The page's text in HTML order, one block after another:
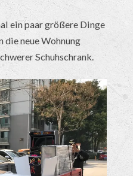
ein paar größere Dinge
die neue Wohnung
Schuhschrank.